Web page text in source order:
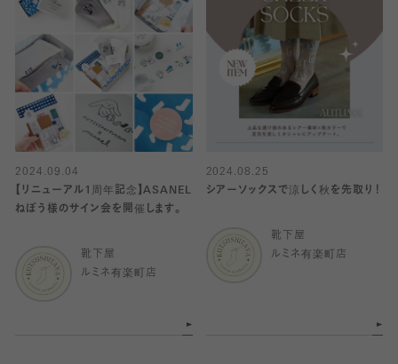
2024.09.04
【リニューアル1周年記念】ASANEL
ねぼう様のサイン会を開催します。
靴下屋
ルミネ有楽町店
2024.08.25
シアーソックスで涼しく秋を先取り！
靴下屋
ルミネ有楽町店